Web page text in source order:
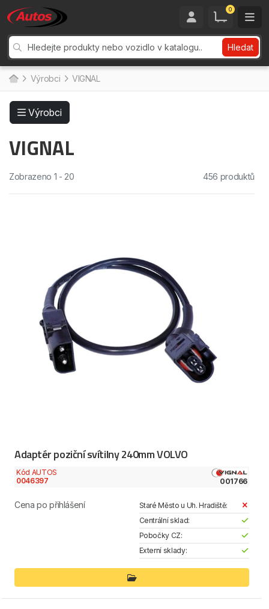
0
Hledat
Výrobci VIGNAL
Výrobci
VIGNAL
Zobrazeno 1 - 20 456 produktů
Adaptér poziční svítilny 240mm VOLVO
Kód AUTOS
0046397
001766
Cena po přihlášení
Staré Město u Uh. Hradiště:
Centrální sklad:
Pobočky CZ:
Externí sklady: